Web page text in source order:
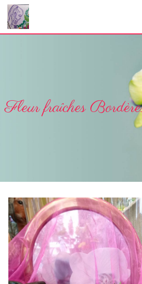
Panneau de gestion des cookies
Fleur fraîches